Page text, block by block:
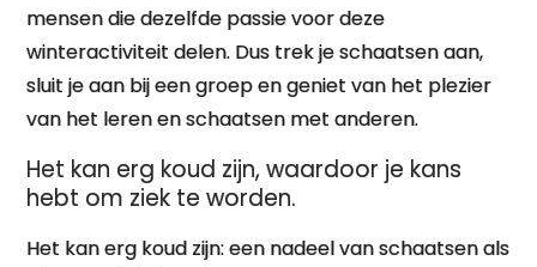
mensen die dezelfde passie voor deze
winteractiviteit delen. Dus trek je schaatsen aan,
sluit je aan bij een groep en geniet van het plezier
van het leren en schaatsen met anderen.
Het kan erg koud zijn, waardoor je kans
hebt om ziek te worden.
Het kan erg koud zijn: een nadeel van schaatsen als